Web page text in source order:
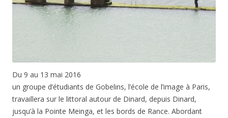
Du 9 au 13 mai 2016
un groupe d’étudiants de Gobelins, l’école de l’image à Paris,
travaillera sur le littoral autour de Dinard, depuis Dinard,
jusqu’à la Pointe Meinga, et les bords de Rance. Abordant